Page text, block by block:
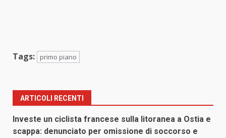
Tags: primo piano
ARTICOLI RECENTI
Investe un ciclista francese sulla litoranea a Ostia e
scappa: denunciato per omissione di soccorso e